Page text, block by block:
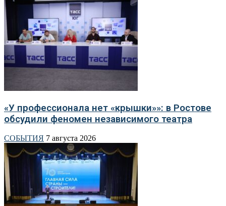
«У профессионала нет «крышки»»: в Ростове
обсудили феномен независимого театра
СОБЫТИЯ 7 августа 2026